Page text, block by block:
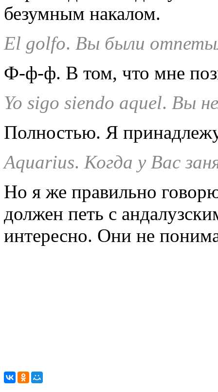
безумным накалом.
El golfo. Вы были
Ф-ф-ф. В том, что мне
Yo sigo siendo aquel. Вы
Полностью. Я
Aquarius. Когда у Вас
Но я же правильно
должен петь с
интересно. Они не